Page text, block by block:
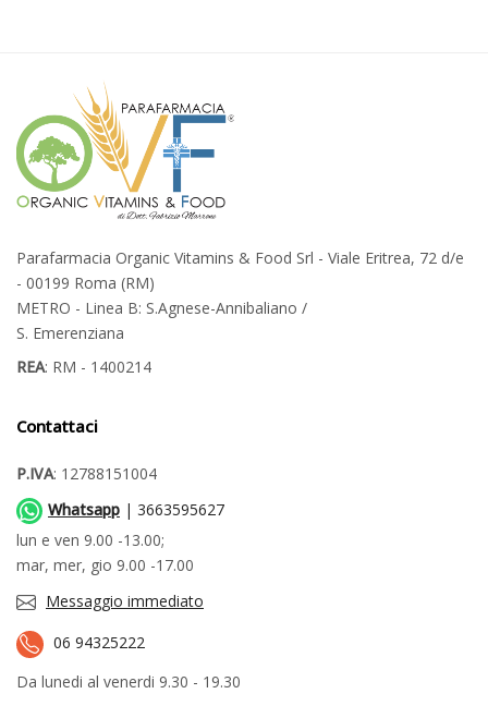
Parafarmacia Organic Vitamins & Food Srl - Viale Eritrea, 72 d/e
- 00199 Roma (RM)
METRO - Linea B: S.Agnese-Annibaliano /
S. Emerenziana
REA: RM - 1400214
Contattaci
P.IVA: 12788151004
Whatsapp | 3663595627
lun e ven 9.00 -13.00;
mar, mer, gio 9.00 -17.00
Messaggio immediato
06 94325222
Da lunedi al venerdi 9.30 - 19.30